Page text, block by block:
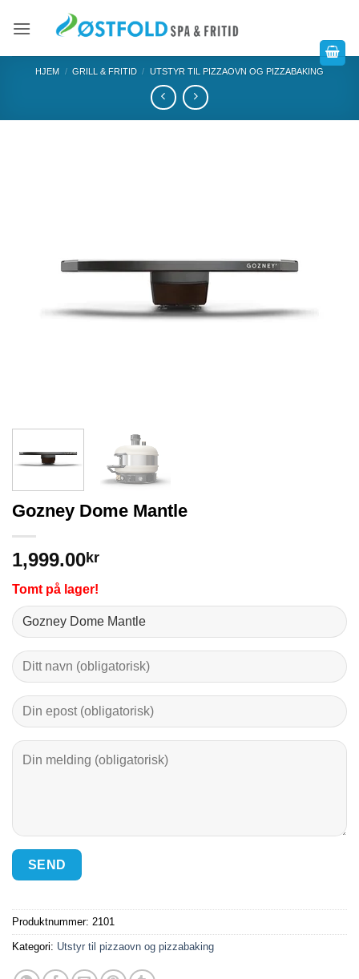
HJEM / GRILL & FRITID / UTSTYR TIL PIZZAOVN OG PIZZABAKING
Gozney Dome Mantle
1,999.00kr
Tomt på lager!
Produktnummer: 2101
Kategori: Utstyr til pizzaovn og pizzabaking